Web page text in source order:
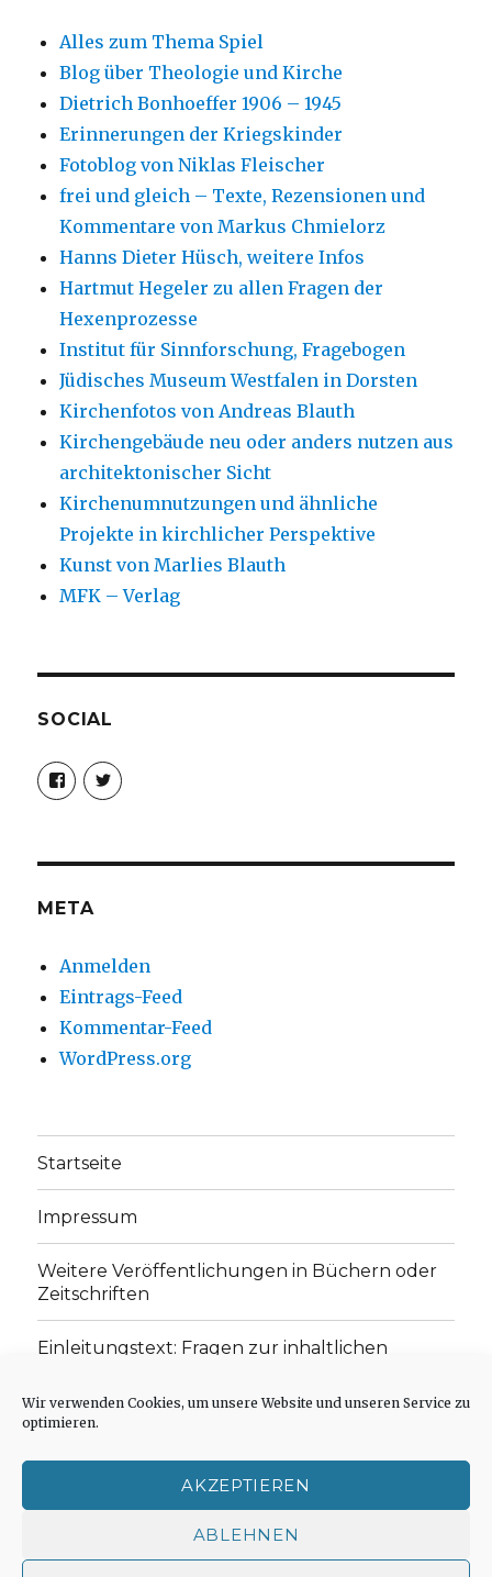
Wir verwenden Cookies, um unsere Website und unseren Service zu
optimieren.
AKZEPTIEREN
ABLEHNEN
Alles zum Thema Spiel
Blog über Theologie und Kirche
Dietrich Bonhoeffer 1906 – 1945
Erinnerungen der Kriegskinder
Fotoblog von Niklas Fleischer
frei und gleich – Texte, Rezensionen und
Kommentare von Markus Chmielorz
Hanns Dieter Hüsch, weitere Infos
Hartmut Hegeler zu allen Fragen der
Hexenprozesse
Institut für Sinnforschung, Fragebogen
Jüdisches Museum Westfalen in Dorsten
Kirchenfotos von Andreas Blauth
Kirchengebäude neu oder anders nutzen aus
architektonischer Sicht
Kirchenumnutzungen und ähnliche
Projekte in kirchlicher Perspektive
Kunst von Marlies Blauth
MFK – Verlag
SOCIAL
Profil
von
christoph.fleischer1
anzeigen
Profil
von
anzeigen
META
Anmelden
Eintrags-Feed
Kommentar-Feed
WordPress.org
Startseite
Impressum
Weitere Veröffentlichungen in Büchern oder
Zeitschriften
Einleitungstext: Fragen zur inhaltlichen
„schwachen Glaubens“
Cookie-Richtlinie (EU)